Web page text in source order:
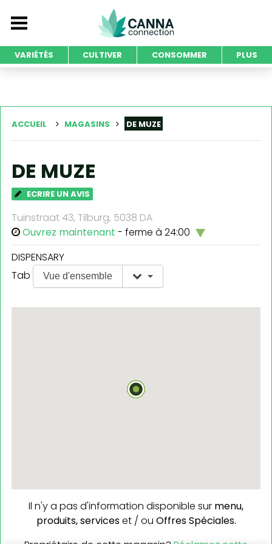
VARIÉTÉS CULTIVER CONSOMMER PLUS
ACCUEIL MAGASINS DE MUZE
DE MUZE
ECRIRE UN AVIS
Tuinstraat 43, Tilburg, 5038 DA
Ouvrez maintenant - ferme à 24:00
DISPENSARY
Tab
Vue d'ensemble
Il n'y a pas d'information disponible sur menu,
produits,serviceset / ou Offres Spéciales.